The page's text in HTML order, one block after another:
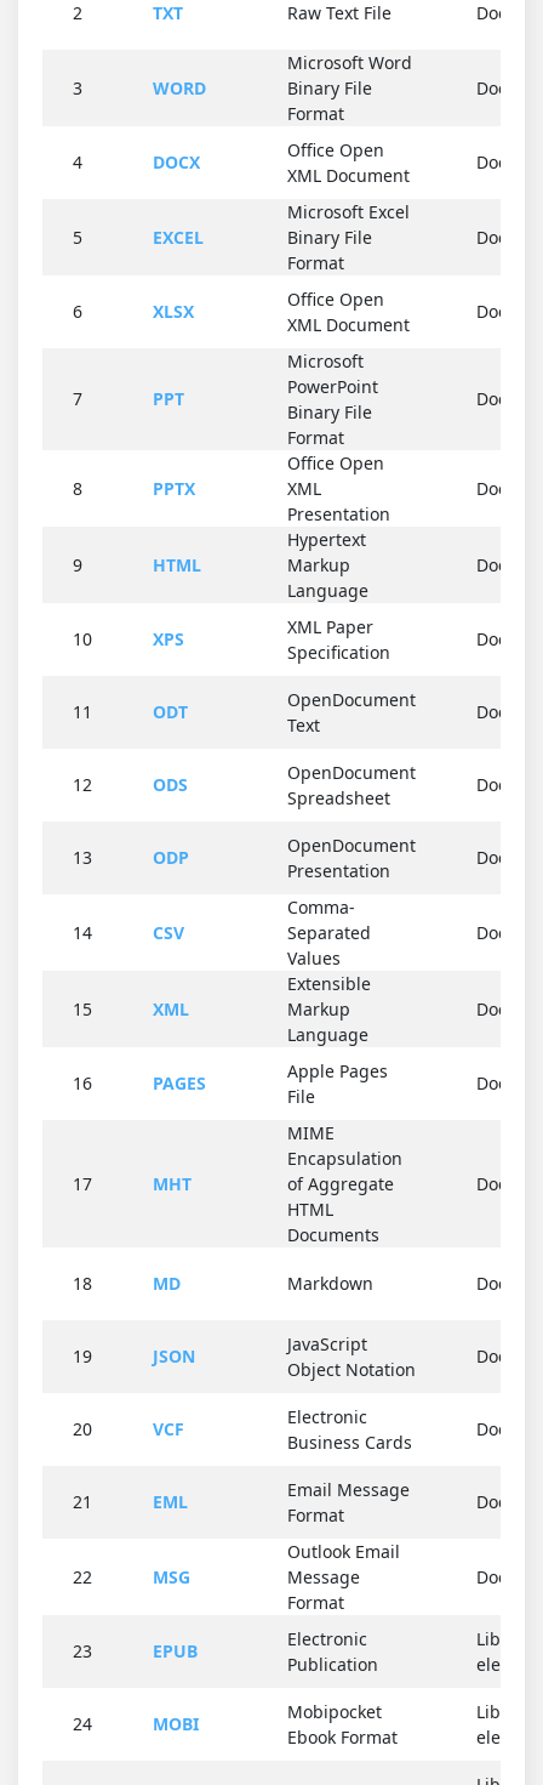
2 TXT Raw Text File
3 WORD
Microsoft Word
Binary File
Format
4 DOCX
Office Open
XML Document
5 EXCEL
Microsoft Excel
Binary File
Format
6 XLSX
Office Open
XML Document
7 PPT
Microsoft
PowerPoint
Binary File
Format
8 PPTX
Office Open
XML
Presentation
9 HTML
Hypertext
Markup
Language
10 XPS
XML Paper
Specification
11 ODT
OpenDocument
Text
12 ODS
OpenDocument
Spreadsheet
13 ODP
OpenDocument
Presentation
14 CSV
Comma-
Separated
Values
15 XML
Extensible
Markup
Language
16 PAGES
Apple Pages
File
17 MHT
MIME
Encapsulation
of Aggregate
HTML
Documents
18 MD Markdown
19 JSON
JavaScript
Object Notation
20 VCF
Electronic
Business Cards
21 EML
Email Message
Format
22 MSG
Outlook Email
Message
Format
23 EPUB
Electronic
Publication
Libro
24 MOBI
Mobipocket
Ebook Format
Libro